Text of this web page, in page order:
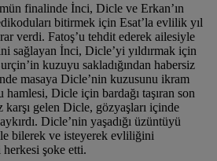
finalinde İnci, Dicle ve Erkan’ın
bitirmek için Esat’la evlilik yıl
verdi. Fatoş’u tehdit ederek ailesiyle
sağlayan İnci, Dicle’yi yıldırmak için
kuzuyu sakladığından habersiz
masaya Dicle’nin kuzusunu ikram
Dicle için bardağı taşıran son
gelen Dicle, gözyaşları içinde
Dicle’nin yaşadığı üzüntüyü
bilerek ve isteyerek evliliğini
şoke etti.